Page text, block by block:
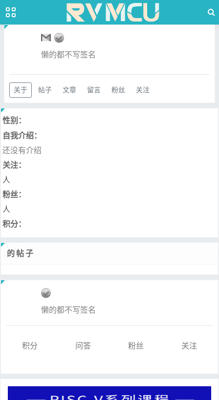
懒的都不写签名
关于 帖子 文章 留言 粉丝 关注
性别：
自我介绍：
还没有介绍
关注：
人
粉丝：
人
积分：
的帖子
懒的都不写签名
积分 问答 粉丝 关注